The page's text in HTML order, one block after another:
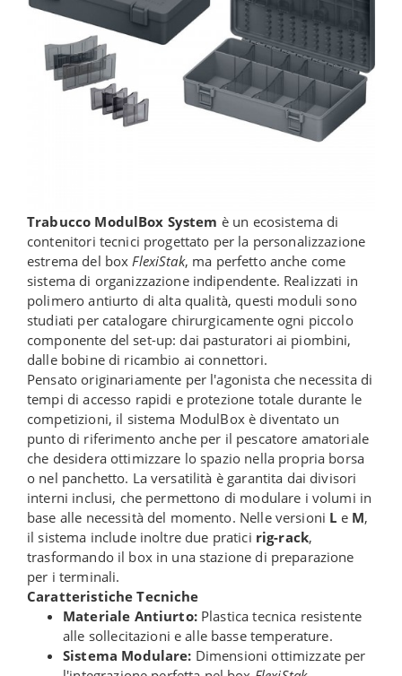
Trabucco ModulBox System è un ecosistema di
contenitori tecnici progettato per la personalizzazione
estrema del boxFlexiStak, ma perfetto anche come
sistema di organizzazione indipendente. Realizzati in
polimero antiurto di alta qualità, questi moduli sono
studiati per catalogare chirurgicamente ogni piccolo
componente del set-up: dai pasturatori ai piombini,
dalle bobine di ricambio ai connettori.
Pensato originariamente per l'agonista che necessita di
tempi di accesso rapidi e protezione totale durante le
competizioni, il sistema ModulBox è diventato un
punto di riferimento anche per il pescatore amatoriale
che desidera ottimizzare lo spazio nella propria borsa
o nel panchetto. La versatilità è garantita dai divisori
interni inclusi, che permettono di modulare i volumi in
base alle necessità del momento. Nelle versioni L e M,
il sistema include inoltre due pratici rig-rack,
trasformando il box in una stazione di preparazione
per i terminali.
Caratteristiche Tecniche
Materiale Antiurto:Plastica tecnica resistente
alle sollecitazioni e alle basse temperature.
Sistema Modulare: Dimensioni ottimizzate per